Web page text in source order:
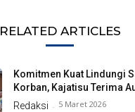
RELATED ARTICLES
Komitmen Kuat Lindungi
Korban, Kajatisu Terima
Redaksi - 5 Maret 2026